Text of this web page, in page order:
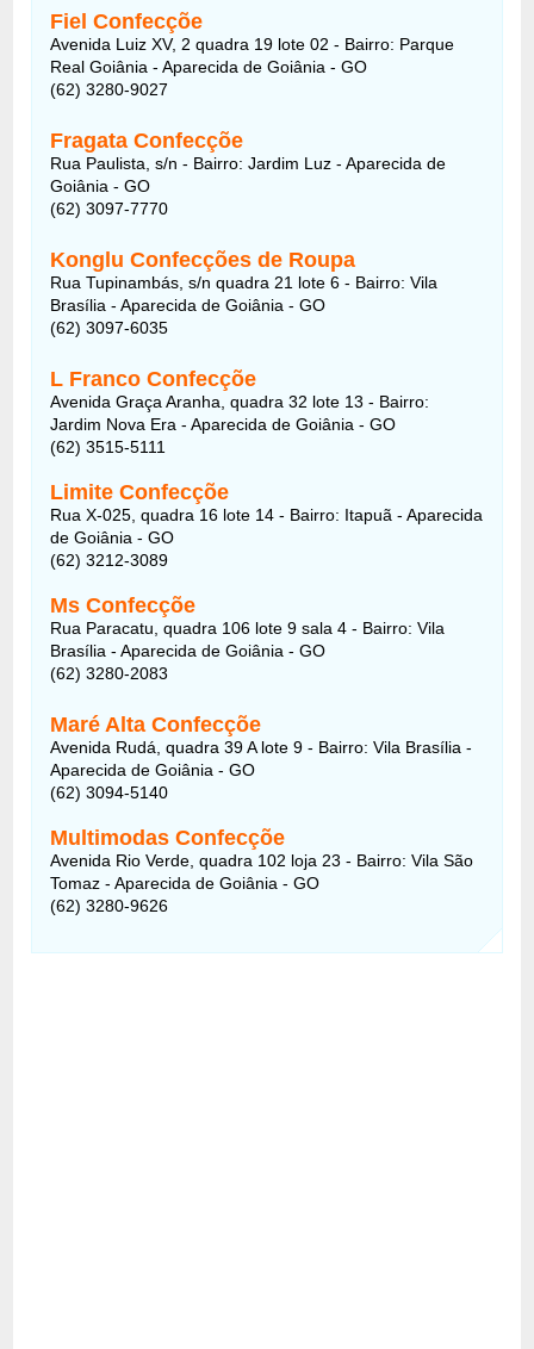
Fiel Confecçõe
Avenida Luiz XV, 2 quadra 19 lote 02 - Bairro: Parque
Real Goiânia - Aparecida de Goiânia - GO
(62) 3280-9027
Fragata Confecçõe
Rua Paulista, s/n - Bairro: Jardim Luz - Aparecida de
Goiânia - GO
(62) 3097-7770
Konglu Confecções de Roupa
Rua Tupinambás, s/n quadra 21 lote 6 - Bairro: Vila
Brasília - Aparecida de Goiânia - GO
(62) 3097-6035
L Franco Confecçõe
Avenida Graça Aranha, quadra 32 lote 13 - Bairro:
Jardim Nova Era - Aparecida de Goiânia - GO
(62) 3515-5111
Limite Confecçõe
Rua X-025, quadra 16 lote 14 - Bairro: Itapuã - Aparecida
de Goiânia - GO
(62) 3212-3089
Ms Confecçõe
Rua Paracatu, quadra 106 lote 9 sala 4 - Bairro: Vila
Brasília - Aparecida de Goiânia - GO
(62) 3280-2083
Maré Alta Confecçõe
Avenida Rudá, quadra 39 A lote 9 - Bairro: Vila Brasília -
Aparecida de Goiânia - GO
(62) 3094-5140
Multimodas Confecçõe
Avenida Rio Verde, quadra 102 loja 23 - Bairro: Vila São
Tomaz - Aparecida de Goiânia - GO
(62) 3280-9626